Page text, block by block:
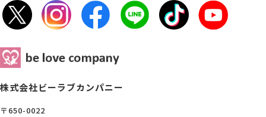
株式会社ビーラブカンパニー
〒650-0022